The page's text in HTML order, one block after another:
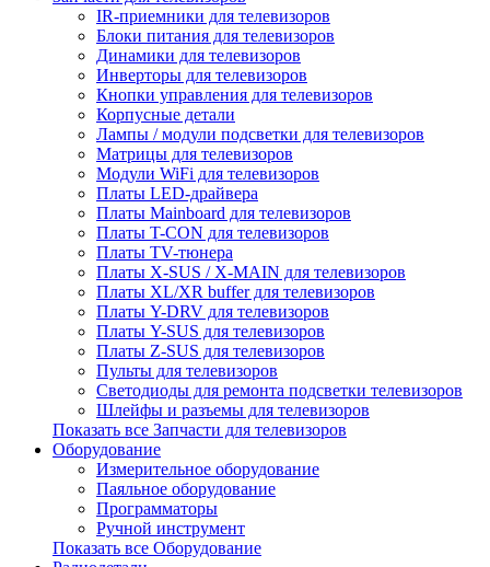
IR-приемники для телевизоров
Блоки питания для телевизоров
Динамики для телевизоров
Инверторы для телевизоров
Кнопки управления для телевизоров
Корпусные детали
Лампы / модули подсветки для телевизоров
Матрицы для телевизоров
Модули WiFi для телевизоров
Платы LED-драйвера
Платы Mainboard для телевизоров
Платы T-CON для телевизоров
Платы TV-тюнера
Платы X-SUS / X-MAIN для телевизоров
Платы XL/XR buffer для телевизоров
Платы Y-DRV для телевизоров
Платы Y-SUS для телевизоров
Платы Z-SUS для телевизоров
Пульты для телевизоров
Светодиоды для ремонта подсветки телевизоров
Шлейфы и разъемы для телевизоров
Показать все Запчасти для телевизоров
Оборудование
Измерительное оборудование
Паяльное оборудование
Программаторы
Ручной инструмент
Показать все Оборудование